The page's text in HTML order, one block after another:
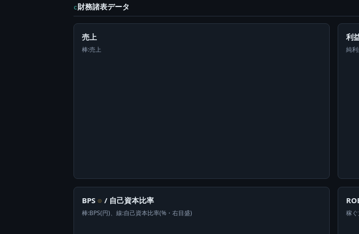
c財務諸表データ
売上
棒:売上
利
純
BPS ⊙ / 自己資本比率
棒:BPS(円)、線:自己資本比率(%・右目盛)
稼